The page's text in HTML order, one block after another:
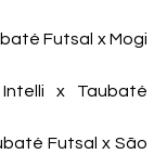
Futsal x Mogi
x Taubaté
Futsal x São